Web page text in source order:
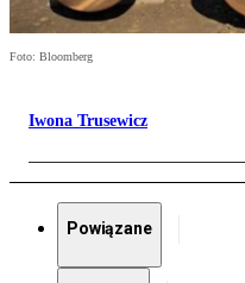
Foto: Bloomberg
Iwona Trusewicz
Powiązane